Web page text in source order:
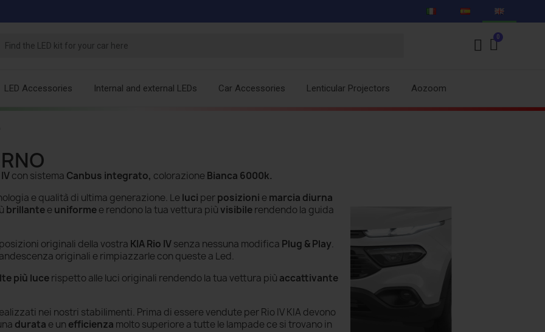
LED Accessories Internal and external LEDs Car Accessories Lenticular Projectors Aozoom
con sistema Canbus integrato, colorazione Bianca 6000k.
e qualità di ultima generazione. Le luci perposizioni e marcia diurna
brillantee uniformee rendono la tua vettura più visibilerendendo la guida
originali della vostra KIA Rio IVsenza nessuna modifica Plug & Play.
originali e rimpiazzarle con queste a Led.
più lucerispetto alle luci originali rendendo la tua vettura più accattivante
nei nostri stabilimenti. Prima di essere vendute per Rio IV KIA devono
durata e un efficienza molto superiore a tutte le lampade ce si trovano in